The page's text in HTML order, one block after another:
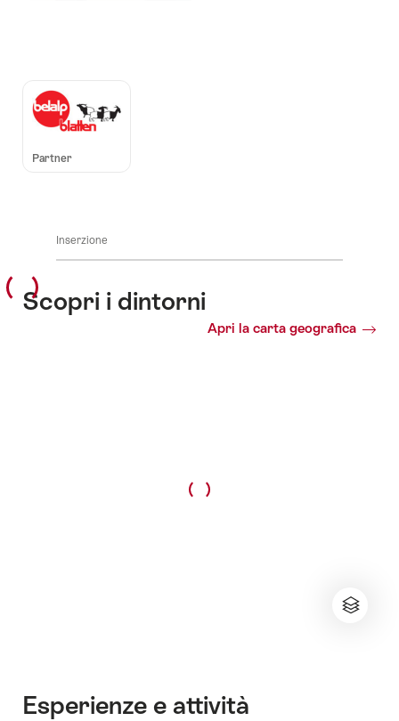
Auszeichnungen
Partner
Inserzione
Scopri i dintorni
Apri la carta geografica
Esperienze e attività